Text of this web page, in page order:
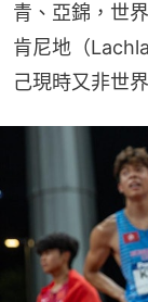
青、亞錦，世
肯尼地（
己現時又非世